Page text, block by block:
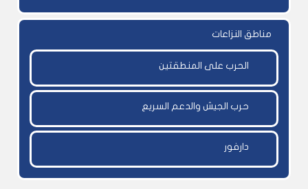
مناطق النزاعات
الحرب على المنطقتين
حرب الجيش والدعم السريع
دارفور